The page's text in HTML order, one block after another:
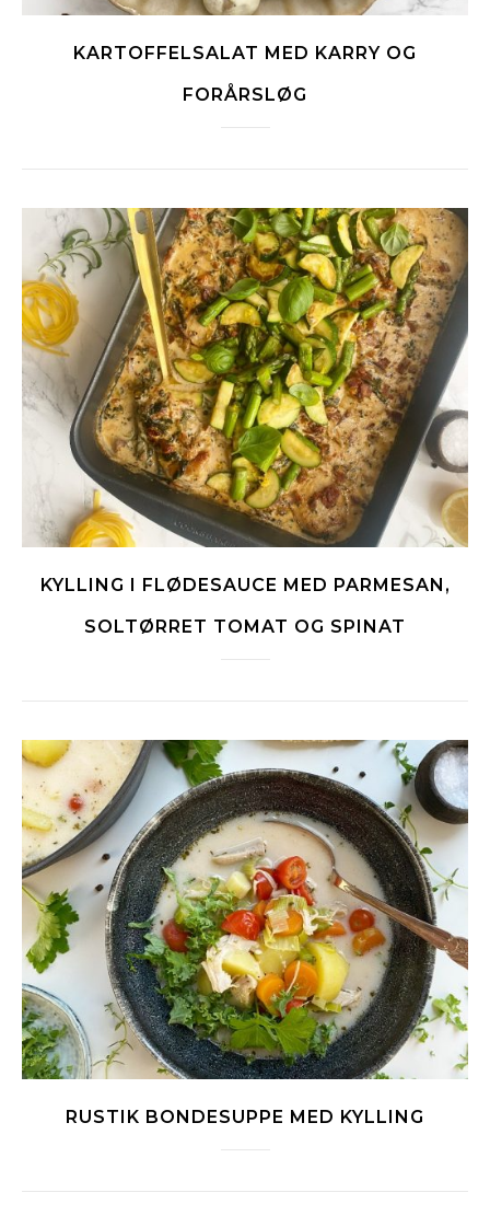
KARTOFFELSALAT MED KARRY OG
FORÅRSLØG
KYLLING I FLØDESAUCE MED PARMESAN,
SOLTØRRET TOMAT OG SPINAT
RUSTIK BONDESUPPE MED KYLLING